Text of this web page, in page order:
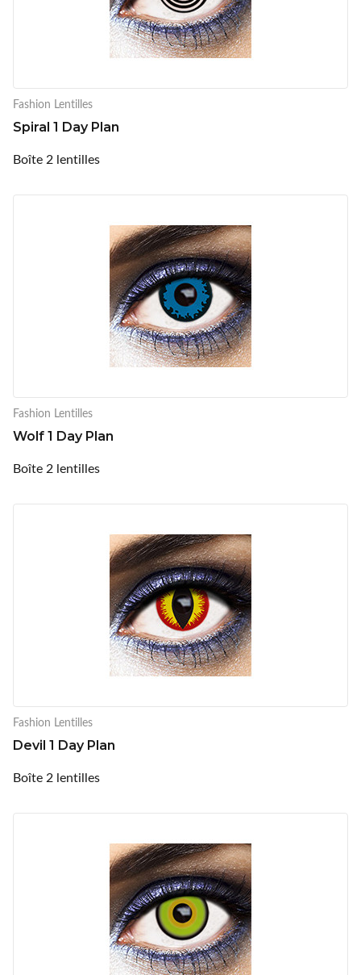
Fashion Lentilles
Spiral 1 Day Plan
Boîte 2 lentilles
Fashion Lentilles
Wolf 1 Day Plan
Boîte 2 lentilles
Fashion Lentilles
Devil 1 Day Plan
Boîte 2 lentilles